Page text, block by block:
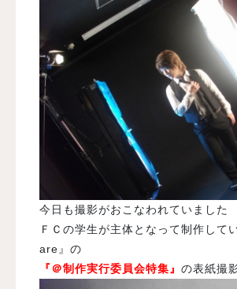
訪問者別メニュー
今日も撮影がおこなわれていました
ＦＣの学生が主体となって制作して
are』の
『＠制作実行委員会特集』 の表紙撮